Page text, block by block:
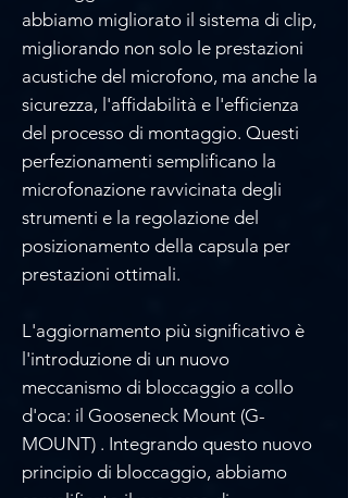
abbiamo migliorato il sistema di clip,
migliorando non solo le prestazioni
acustiche del microfono, ma anche la
sicurezza, l'affidabilità e l'efficienza
del processo di montaggio. Questi
perfezionamenti semplificano la
microfonazione ravvicinata degli
strumenti e la regolazione del
posizionamento della capsula per
prestazioni ottimali.
L'aggiornamento più significativo è
l'introduzione di un nuovo
meccanismo di bloccaggio a collo
d'oca: il Gooseneck Mount (G-
MOUNT) . Integrando questo nuovo
principio di bloccaggio, abbiamo